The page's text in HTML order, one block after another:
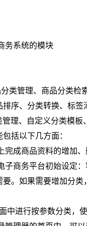
类管理、商品分类检
序、分类转换、标
理、自定义分类模
括以下几方面：
成商品资料的增加
商务平台初始设定
。如果需要增加分
中进行按参数分类，